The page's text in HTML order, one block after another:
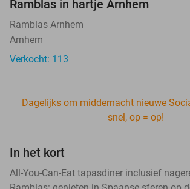
Ramblas in hartje Arnhem
Ramblas Arnhem
Arnhem
Verkocht: 113
Dagelijks om middernacht nieuwe
snel, op = op!
In het kort
All-You-Can-Eat tapasdiner inclusief